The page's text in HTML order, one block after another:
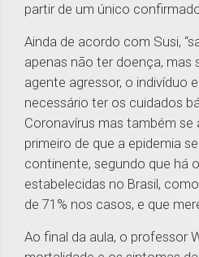
partir de um único
Ainda de acordo com Susi,
apenas não ter doença, mas
agente agressor, o indivíduo
necessário ter os cuidados
Coronavírus mas também
primeiro de que a epidemia
continente, segundo que há
estabelecidas no Brasil,
de 71% nos casos, e que
Ao final da aula, o professor